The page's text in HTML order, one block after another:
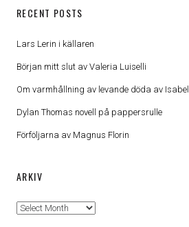
RECENT POSTS
Lars Lerin i källaren
Början mitt slut av Valeria Luiselli
Om varmhållning av levande döda av
Dylan Thomas novell på pappersrulle
Förföljarna av Magnus Florin
ARKIV
Arkiv